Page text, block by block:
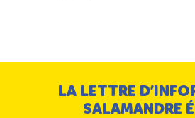
LA LETTRE
SALAMANDRE